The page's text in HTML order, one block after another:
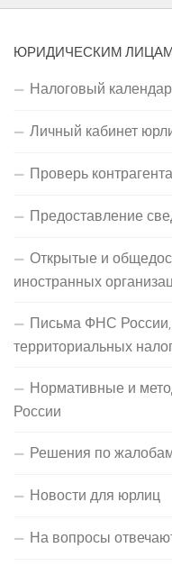
ЮРИДИЧЕСКИМ
Налоговый
Личный кабинет
Проверь контрагента
Предоставление
Открытые и
иностранных
Письма ФНС
территориальных
Нормативные и
России
Решения по
Новости для юрлиц
На вопросы